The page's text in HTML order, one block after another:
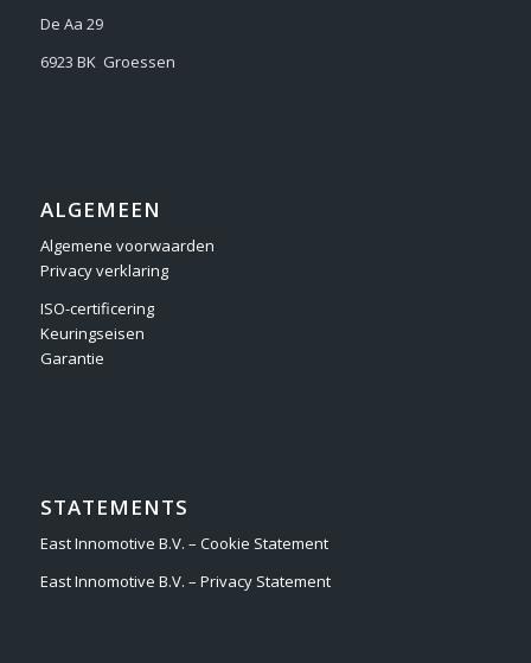
De Aa 29
6923 BK Groessen
ALGEMEEN
Algemene voorwaarden
Privacy verklaring
ISO-certificering
Keuringseisen
Garantie
STATEMENTS
East Innomotive B.V. – Cookie Statement
East Innomotive B.V. – Privacy Statement